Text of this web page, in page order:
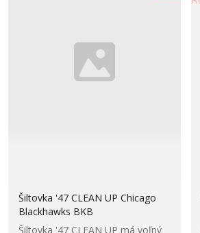
Šiltovka '47 CLEAN UP Chicago
Blackhawks BKB
Šiltovka '47 CLEAN UP má voľný